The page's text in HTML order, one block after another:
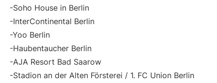
-Soho House in Berlin
-InterContinental Berlin
-Yoo Berlin
-Haubentaucher Berlin
-AJA Resort Bad Saarow
-Stadion an der Alten Försterei / 1. FC Union Berlin